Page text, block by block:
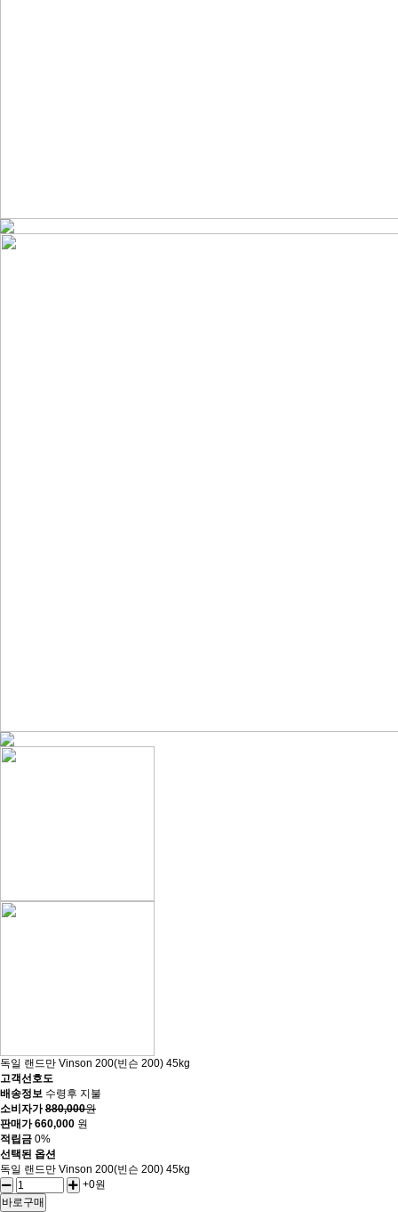
독일 랜드만 Vinson 200(빈슨 200) 45kg
고객선호도
배송정보 수령후 지불
소비자가 880,000원
판매가 660,000 원
적립금 0%
선택된 옵션
독일 랜드만 Vinson 200(빈슨 200) 45kg
+0원
바로구매